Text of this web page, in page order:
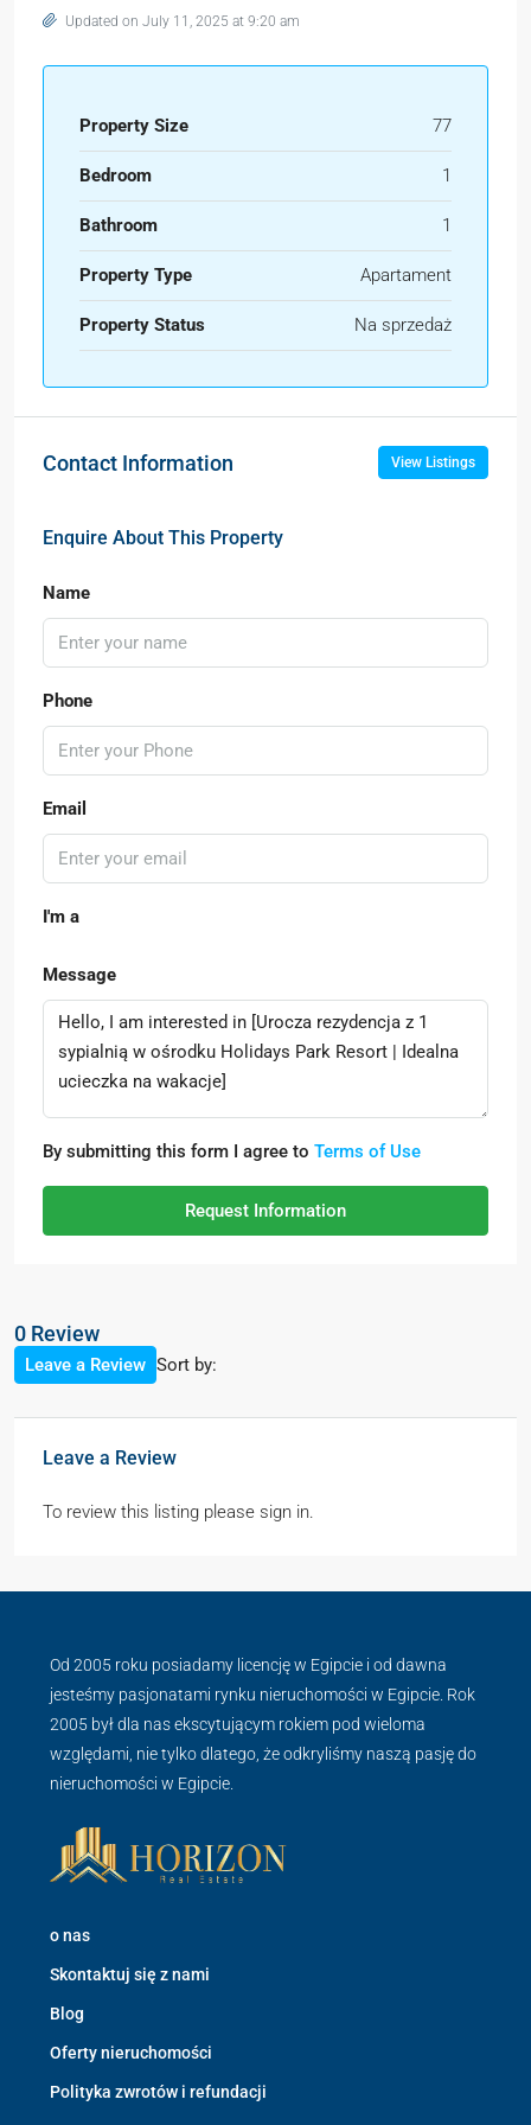
Updated on July 11, 2025 at 9:20 am
Property Size 77
Bedroom 1
Bathroom 1
Property Type Apartament
Property Status Na sprzedaż
Contact Information View Listings
Enquire About This Property
Name
Phone
Email
I'm a
Message
By submitting this form I agree to Terms of Use
Request Information
0 Review
Sort by:
Leave a Review
Leave a Review
To review this listing please sign in.
Od 2005 roku posiadamy licencję w Egipcie i od dawna
jesteśmy pasjonatami rynku nieruchomości w Egipcie. Rok
2005 był dla nas ekscytującym rokiem pod wieloma
względami, nie tylko dlatego, że odkryliśmy naszą pasję do
nieruchomości w Egipcie.
o nas
Skontaktuj się z nami
Blog
Oferty nieruchomości
Polityka zwrotów i refundacji